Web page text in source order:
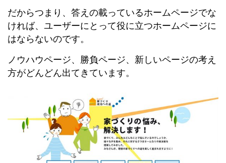
だからつまり、答えの載っているホームページでな
ければ、ユーザーにとって役に立つホームページに
はならないのです。
ノウハウページ、勝負ページ、新しいページの考え
方がどんどん出てきています。